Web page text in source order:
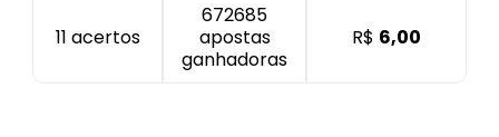
11 acertos
672685
apostas
ganhadoras
R$ 6,00